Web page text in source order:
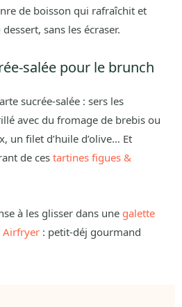
de boisson qui rafraîchit et
sans les écraser.
salée pour le brunch
sucrée-salée : sers les
avec du fromage de brebis ou
un filet d’huile d’olive… Et
de ces tartines figues &
à les glisser dans une galette
Airfryer : petit-déj gourmand